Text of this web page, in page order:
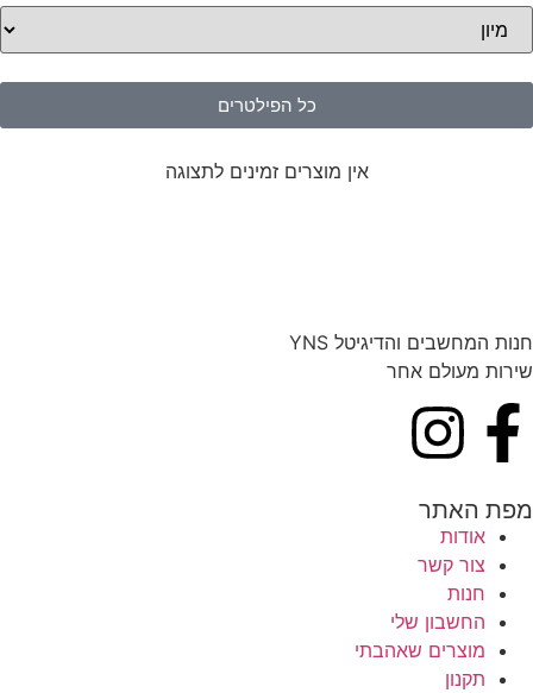
כל הפילטרים
אין מוצרים זמינים לתצוגה
חנות המחשבים והדיגיטל YNS
שירות מעולם אחר
מפת האתר
אודות
צור קשר
חנות
החשבון שלי
מוצרים שאהבתי
תקנון